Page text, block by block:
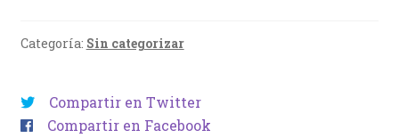
Categoría: Sin categorizar
Compartir en Twitter
Compartir en Facebook